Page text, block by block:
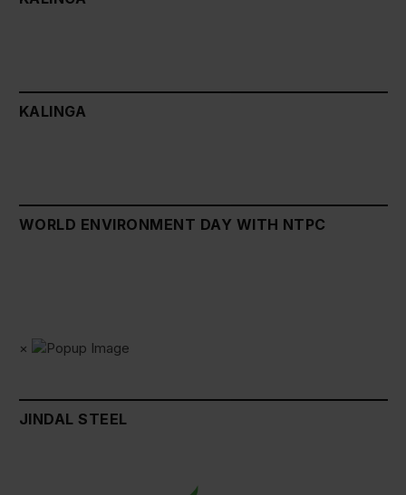
KALINGA
WORLD ENVIRONMENT DAY WITH NTPC
×
JINDAL STEEL